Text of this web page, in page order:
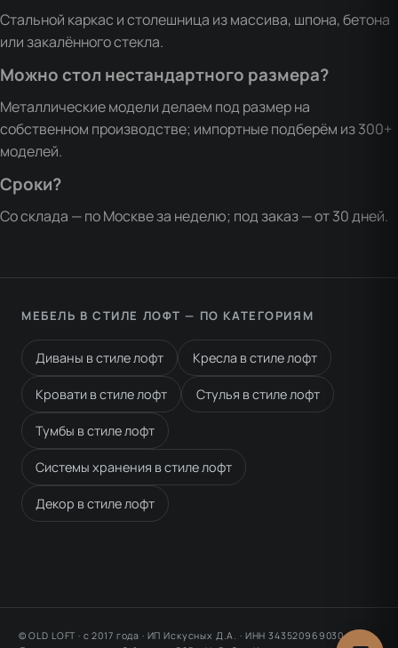
Стальной каркас и столешница из массива, шпона, бетона
или закалённого стекла.
Можно стол нестандартного размера?
Металлические модели делаем под размер на
собственном производстве; импортные подберём из 300+
моделей.
Сроки?
Со склада — по Москве за неделю; под заказ — от 30 дней.
МЕБЕЛЬ В СТИЛЕ ЛОФТ — ПО КАТЕГОРИЯМ
Диваны в стиле лофт Кресла в стиле лофт
Кровати в стиле лофт Стулья в стиле лофт
Тумбы в стиле лофт
Системы хранения в стиле лофт
Декор в стиле лофт
© OLD LOFT · с 2017 года · ИП Искусных Д.А. · ИНН 343520969030